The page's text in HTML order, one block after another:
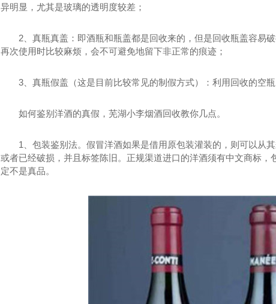
异明显，尤其是玻璃的透明度较差；
2、真瓶真盖：即酒瓶和瓶盖都是回收来的，但是回收瓶盖容易
再次使用时比较麻烦，会不可避免地留下非正常的痕迹；
3、真瓶假盖（这是目前比较常见的制假方式）：利用回收的空
如何鉴别洋酒的真假，芜湖小李烟酒回收教你几点。
1、包装鉴别法。假冒洋酒如果是借用原包装灌装的，则可以从
或者已经破损，并且标签陈旧。正规渠道进口的洋酒须有中文商标
定不是真品。